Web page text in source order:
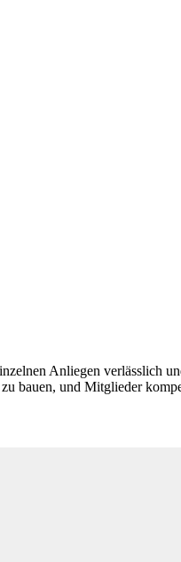
Anliegen verlässlich
bauen, und Mitglieder